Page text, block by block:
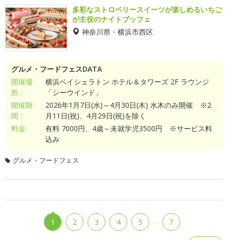
多彩なストロベリースイーツが楽しめるいちご
が主役のナイトブッフェ
神奈川県・横浜市西区
グルメ・フードフェスDATA
開催場
所：
横浜ベイシェラトン ホテル＆タワーズ 2F ラウンジ
「シーウインド」
開催期
間：
2026年1月7日(水)～4月30日(木) 水木のみ開催 ※2
月11日(祝)、4月29日(祝)を除く
料金:
有料 7000円、4歳～未就学児3500円 ※サービス料
込み
グルメ・フードフェス
1 2 3 4 5 … 7